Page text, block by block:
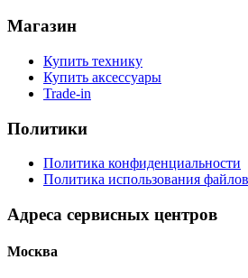
Магазин
Купить технику
Купить аксессуары
Trade-in
Политики
Политика конфиденциальности
Политика использования
Адреса сервисных центров
Москва